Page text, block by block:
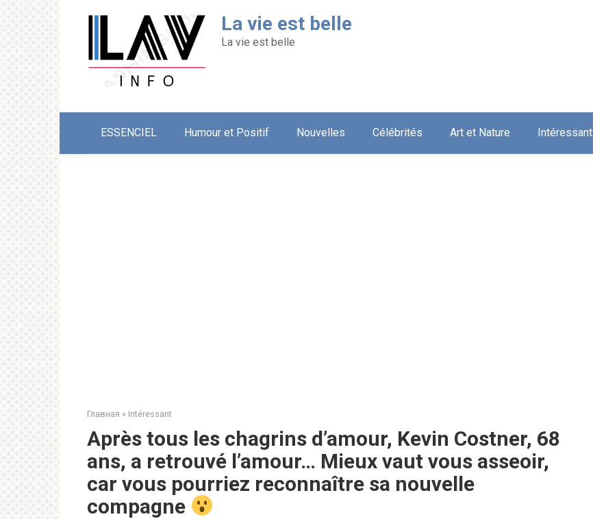
La vie est belle
La vie est belle
ESSENCIEL Humour et Positif Nouvelles Célébrités Art et Nature Intéressant
Главная » Intéressant
Après tous les chagrins d’amour, Kevin Costner, 68
ans, a retrouvé l’amour… Mieux vaut vous asseoir,
car vous pourriez reconnaître sa nouvelle
compagne